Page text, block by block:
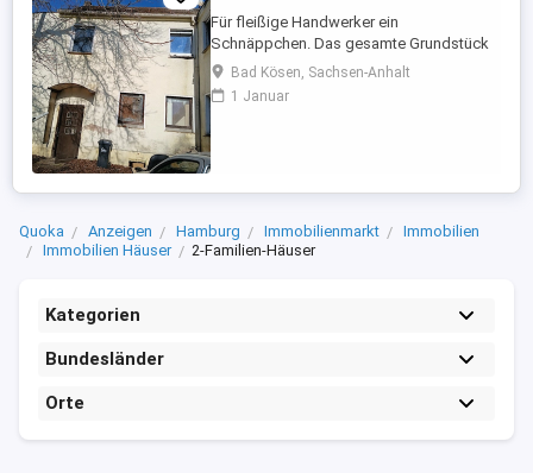
Für fleißige Handwerker ein
Schnäppchen. Das gesamte Grundstück
mus saniert und renoviert werden, wer die
Arbeit aber nicht scheut,kann sich hier
verwirklichen. Das Grundstück ist 2009qm
werden. Laut ...
Bad Kösen, Sachsen-Anhalt
1 Januar
Quoka Anzeigen Hamburg Immobilienmarkt
Immobilien
Immobilien Häuser
2-Familien-Häuser
Kategorien
Bundesländer
Orte